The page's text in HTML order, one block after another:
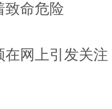
致命危险
在网上引发关注